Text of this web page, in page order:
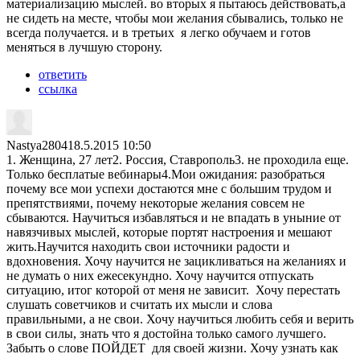
материализацию мыслей. во вторых я пытаюсь действовать,а
не сидеть на месте, чтобы мои желания сбывались, только не
всегда получается. и в третьих я легко обучаем и готов
меняться в лучшую сторону.
ответить
ссылка
Nastya280418.5.2015 10:50
1. Женщина, 27 лет2. Россия, Ставрополь3. не проходила еще.
Только бесплатые вебинары4.Мои ожидания: разобраться
почему все мои успехи достаются мне с большим трудом и
препятствиями, почему некоторые желания совсем не
сбываются. Научиться избавляться и не впадать в уныние от
навязчивых мыслей, которые портят настроения и мешают
жить.Научится находить свои источники радости и
вдохновения. Хочу научится не зацикливаться на желаниях и
не думать о них ежесекундно. Хочу научится отпускать
ситуацию, итог которой от меня не зависит. Хочу перестать
слушать советчиков и считать их мысли и слова
правильными, а не свои. Хочу научиться любить себя и верить
в свои силы, знать что я достойна только самого лучшего.
Забыть о слове ПОЙДЕТ для своей жизни. Хочу узнать как